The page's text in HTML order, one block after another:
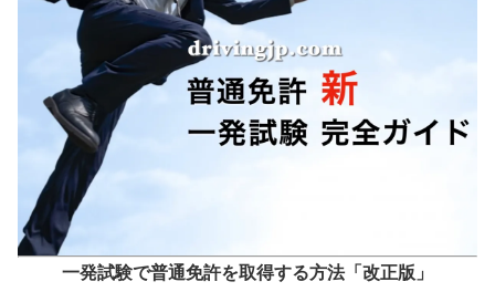
一発試験で普通免許を取得する方法「改正版」